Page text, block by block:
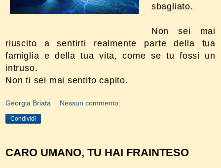
sbagliato.
Non sei mai
riuscito a sentirti realmente parte della tua
famiglia e della tua vita, come se tu fossi un
intruso.
Non ti sei mai sentito capito.
Georgia Briata Nessun commento:
Condividi
CARO UMANO, TU HAI FRAINTESO